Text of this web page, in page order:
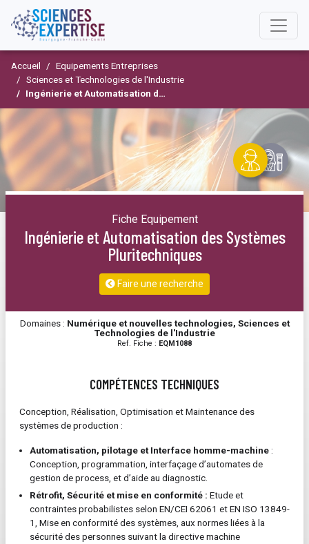
Accueil
Equipements Entreprises
Sciences et Technologies de l'Industrie
Ingénierie et Automatisation des Systèmes Pluritechniques
Fiche Equipement
Ingénierie et Automatisation des Systèmes
Pluritechniques
Faire une recherche
Domaines : Numérique et nouvelles technologies, Sciences et
Technologies de l'Industrie
Ref. Fiche : EQM1088
COMPÉTENCES TECHNIQUES
Conception, Réalisation, Optimisation et Maintenance des
systèmes de production :
Automatisation, pilotage et Interface homme-machine :
Conception, programmation, interfaçage d’automates de
gestion de process, et d’aide au diagnostic.
Rétrofit, Sécurité et mise en conformité : Etude et
contraintes probabilistes selon EN/CEI 62061 et EN ISO 13849-
1, Mise en conformité des systèmes, aux normes liées à la
sécurité des personnes suivant la directive machine